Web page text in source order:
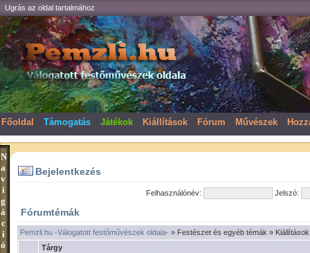
N
a
v
i
g
á
c
i
ó
Ugrás az oldal tartalmához
Főoldal Támogatás Játékok Kiállítások Fórum Művészek
Bejelentkezés
Felhasználónév: Jelszó:
Fórumtémák
Pemzli.hu -Válogatott festőművészek oldala- » Festészet és egyéb témák » Kiállítások
Tárgy